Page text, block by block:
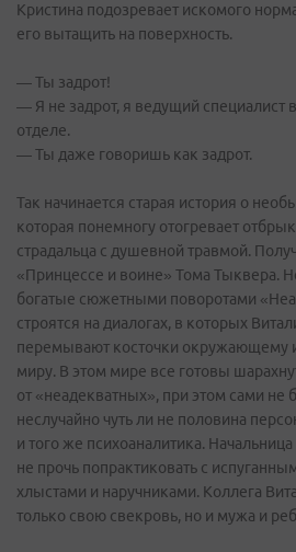
Кристина подозревает искомого
его вытащить на поверхность.
— Ты задрот!
— Я не задрот, я ведущий специалист
отделе.
— Ты даже говоришь как задрот.
Так начинается старая история о
которая понемногу отогревает
страдальца с душевной травмой.
«Принцессе и воине» Тома Тыквера.
богатые сюжетными поворотами
строятся на диалогах, в которых
перемывают косточки окружающему
миру. В этом мире все готовы
от «неадекватных», при этом сами не
неслучайно чуть ли не половина
и того же психоаналитика.
не прочь попрактиковать с
хлыстами и наручниками. Коллега
только свою свекровь, но и мужа и